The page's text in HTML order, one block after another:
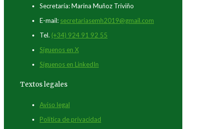
Secretaría: Marina Muñoz Triviño
E-mail: secretariasemh2019@gmail.com
Tel. (+34) 924 91 92 55
Síguenos en X
Síguenos en LinkedIn
Textos legales
Aviso legal
Política de privacidad